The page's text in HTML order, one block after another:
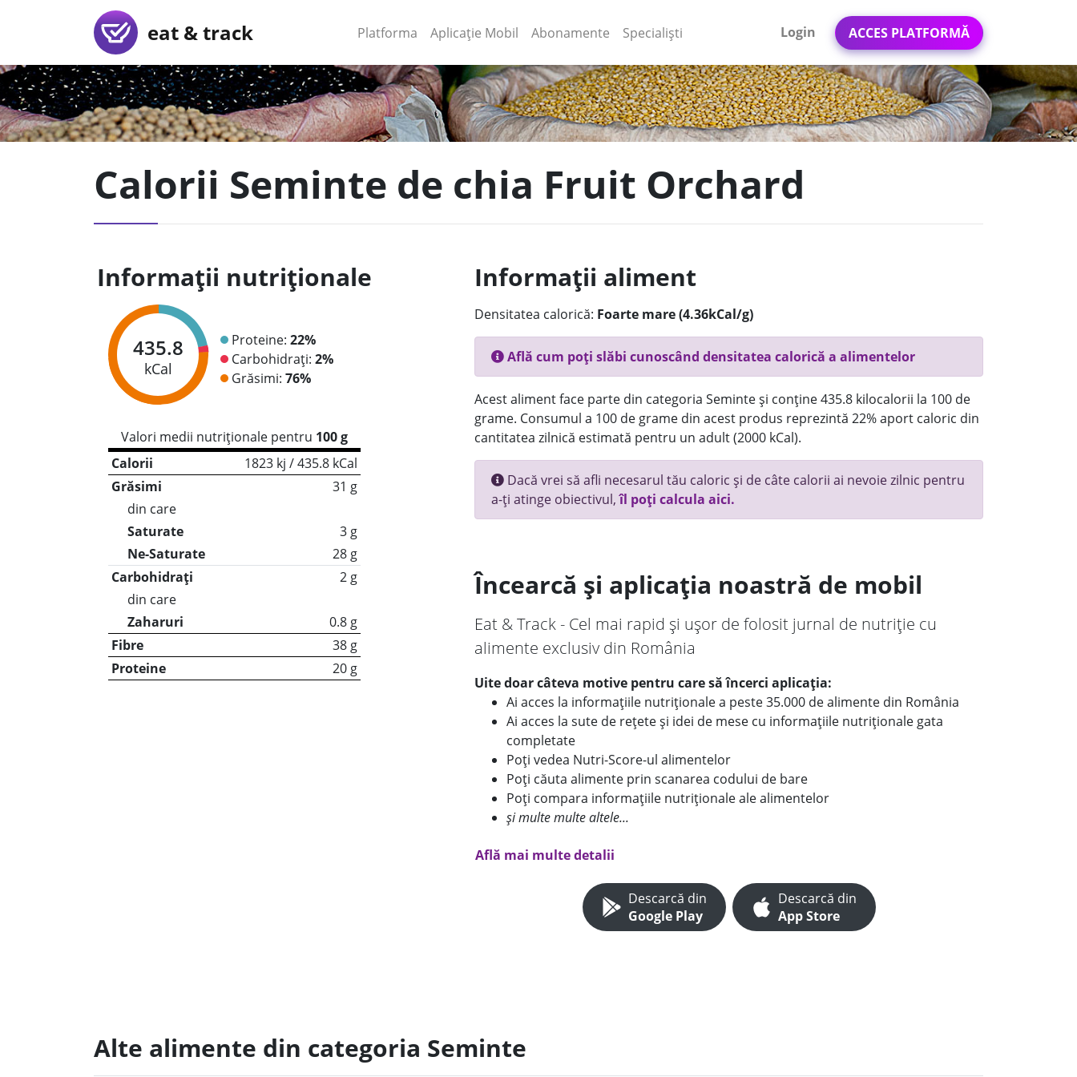
eat & track Platforma (current)
Aplicație Mobil (current)
Abonamente Specialiști Login ACCES PLATFORMĂ
Calorii Seminte de chia Fruit Orchard
Informații nutriționale
435.8
kCal
Proteine: 22%
Carbohidrați: 2%
Grăsimi: 76%
Valori medii nutriționale pentru 100 g
Calorii
1823 kj / 435.8 kCal
Grăsimi
31 g
din care
Saturate
3 g
Ne-Saturate
28 g
Carbohidrați
2 g
din care
Zaharuri
0.8 g
Fibre
38 g
Proteine
20 g
Informații aliment
Densitatea calorică: Foarte mare (4.36kCal/g)
Află cum poți slăbi cunoscând densitatea calorică a alimentelor
Acest aliment face parte din categoria Seminte și conține 435.8 kilocalorii la 100 de
grame. Consumul a 100 de grame din acest produs reprezintă 22% aport caloric din
cantitatea zilnică estimată pentru un adult (2000 kCal).
Dacă vrei să afli necesarul tău caloric și de câte calorii ai nevoie zilnic pentru
a-ți atinge obiectivul,îl poți calcula aici.
Încearcă și aplicația noastră de mobil
Eat & Track - Cel mai rapid și ușor de folosit jurnal de nutriție cu
alimente exclusiv din România
Uite doar câteva motive pentru care să încerci aplicația:
Ai acces la informațiile nutriționale a peste 35.000 de alimente din România
Ai acces la sute de rețete și idei de mese cu informațiile nutriționale gata
completate
Poți vedea Nutri-Score-ul alimentelor
Poți căuta alimente prin scanarea codului de bare
Poți compara informațiile nutriționale ale alimentelor
și multe multe altele...
Află mai multe detalii
Descarcă din
Google Play
Descarcă din
App Store
Alte alimente din categoria Seminte